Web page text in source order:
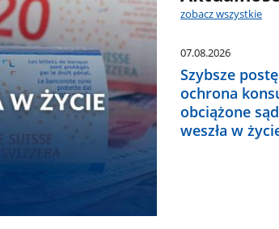
zobacz wszystkie
07.08.2026
Szybsze
ochrona
obciążone
weszła w